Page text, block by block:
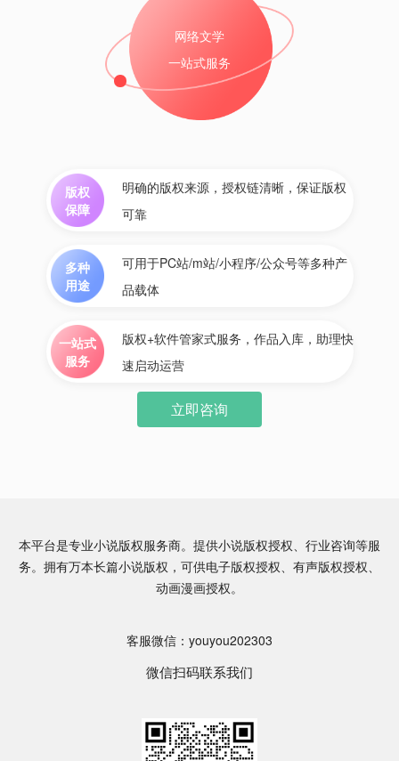
网络文学
一站式服务
版权
保障
明确的版权来源，授权链清晰，保证版权
可靠
多种
用途
可用于PC站/m站/小程序/公众号等多种产
品载体
一站式
服务
版权+软件管家式服务，作品入库，助理快
速启动运营
立即咨询
本平台是专业小说版权服务商。提供小说版权授权、行业咨询等服
务。拥有万本长篇小说版权，可供电子版权授权、有声版权授权、
动画漫画授权。
客服微信：youyou202303
微信扫码联系我们